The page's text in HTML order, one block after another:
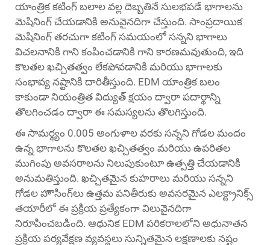
యాంత్రిక కటింగ్ బలాల వల్ల దెబ్బతినే సులభపడే భాగాలను
మెషినింగ్ చేయడానికి అనువైనదిగా చేస్తుంది. సాంప్రదాయిక
మెషినింగ్ తరచుగా కటింగ్ సమయంలో సన్నని భాగాలు
విచలనానికి గాని కంపించడానికి గాని కారణమవుతుంది, ఇది
కొలతల ఖచ్చితత్వం లేకపోవడానికి మరియు భాగాలకు
సంభావ్య నష్టానికి దారితీస్తుంది. EDM యాంత్రిక బలం
కాకుండా నియంత్రిత విద్యుత్ క్షయం ద్వారా పదార్థాన్ని
తొలగించడం ద్వారా ఈ సమస్యలను తొలగిస్తుంది.
ఈ సామర్థ్యం 0.005 అంగుళాల వరకు సన్నని గోడల మందం
ఉన్న భాగాలను కొలతల ఖచ్చితత్వం మరియు ఉపరితల
ముగింపు అవసరాలను నిలుపుకుంటూ ఉత్పత్తి చేయడానికి
అనుమతిస్తుంది. ఖచ్చితమైన కుహరాలు మరియు సన్నని
గోడల హౌసింగ్‌లు ఉత్తమ పనితీరుకు అవసరమైన ఎలక్ట్రానిక్స్
తయారీలో ఈ ప్రక్రియ ప్రత్యేకంగా విలువైనదిగా
నిరూపించబడింది. ఆధునిక EDM పరికరాలలోని అధునాతన
ప్రక్రియ పర్యవేక్షణ వ్యవస్థలు సున్నితమైన లక్షణాలకు నష్టం